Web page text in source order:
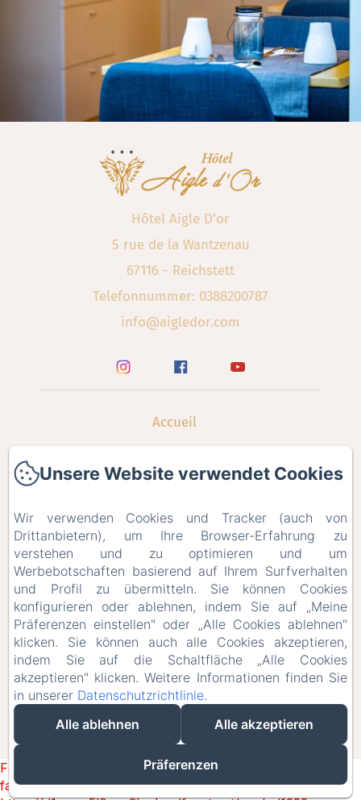
Hôtel Aigle D'or
5 rue de la Wantzenau
67116 - Reichstett
Telefonnummer: 0388200787
info@aigledor.com
Accueil
Galerie
Contact
Offres Spéciales
Bons Cadeaux
EN FR DE
Powered mit Amenitiz
Failed to load BookingEngine/index: Loading chunk 1322
failed. (missing:
Unsere Website verwendet Cookies
Wir verwenden Cookies und Tracker (auch von
Drittanbietern), um Ihre Browser-Erfahrung zu
verstehen und zu optimieren und um
Werbebotschaften basierend auf Ihrem Surfverhalten
und Profil zu übermitteln. Sie können Cookies
konfigurieren oder ablehnen, indem Sie auf „Meine
Präferenzen einstellen" oder „Alle Cookies ablehnen"
klicken. Sie können auch alle Cookies akzeptieren,
indem Sie auf die Schaltfläche „Alle Cookies
akzeptieren" klicken. Weitere Informationen finden Sie
in unserer Datenschutzrichtlinie.
Alle ablehnen
Alle akzeptieren
Präferenzen
Unsere Website verwendet Cookies
Wir verwenden Cookies und Tracker (auch von
Drittanbietern), um Ihre Browser-Erfahrung zu
verstehen und zu optimieren und um
Werbebotschaften basierend auf Ihrem Surfverhalten
und Profil zu übermitteln. Sie können Cookies
konfigurieren oder ablehnen, indem Sie auf „Meine
Präferenzen einstellen" oder „Alle Cookies ablehnen"
klicken. Sie können auch alle Cookies akzeptieren,
indem Sie auf die Schaltfläche „Alle Cookies
akzeptieren" klicken. Weitere Informationen finden Sie
in unserer Datenschutzrichtlinie.
Alle ablehnen
Alle akzeptieren
Präferenzen